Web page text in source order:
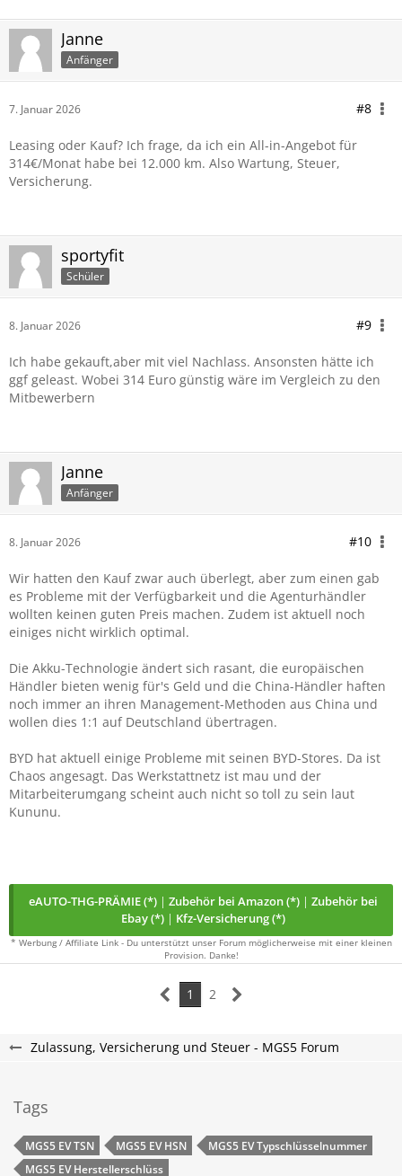
Janne
Anfänger
7. Januar 2026 #8
Leasing oder Kauf? Ich frage, da ich ein All-in-Angebot für
314€/Monat habe bei 12.000 km. Also Wartung, Steuer,
Versicherung.
sportyfit
Schüler
8. Januar 2026 #9
Ich habe gekauft,aber mit viel Nachlass. Ansonsten hätte ich
ggf geleast. Wobei 314 Euro günstig wäre im Vergleich zu den
Mitbewerbern
Janne
Anfänger
8. Januar 2026 #10
Wir hatten den Kauf zwar auch überlegt, aber zum einen gab
es Probleme mit der Verfügbarkeit und die Agenturhändler
wollten keinen guten Preis machen. Zudem ist aktuell noch
einiges nicht wirklich optimal.
Die Akku-Technologie ändert sich rasant, die europäischen
Händler bieten wenig für's Geld und die China-Händler haften
noch immer an ihren Management-Methoden aus China und
wollen dies 1:1 auf Deutschland übertragen.
BYD hat aktuell einige Probleme mit seinen BYD-Stores. Da ist
Chaos angesagt. Das Werkstattnetz ist mau und der
Mitarbeiterumgang scheint auch nicht so toll zu sein laut
Kununu.
eAUTO-THG-PRÄMIE (*) | Zubehör bei Amazon (*) | Zubehör bei
Ebay (*) | Kfz-Versicherung (*)
* Werbung / Affiliate Link - Du unterstützt unser Forum möglicherweise mit einer kleinen
Provision. Danke!
1 2
Zulassung, Versicherung und Steuer - MGS5 Forum
Tags
MGS5 EV​​​​ TSN MGS5 EV​​​​​ HSN
MGS5 EV​​​​ Typschlüsselnummer
MGS5 EV​​​​​ Herstellerschlüss